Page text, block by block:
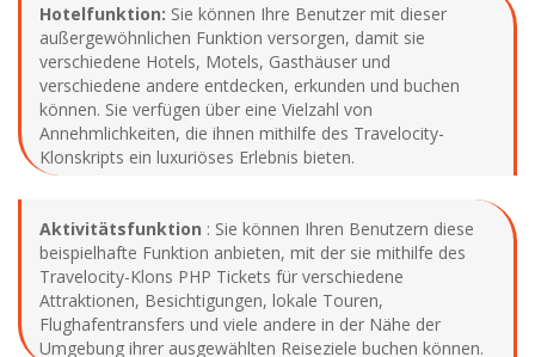
Hotelfunktion: Sie können Ihre Benutzer mit dieser
außergewöhnlichen Funktion versorgen, damit sie
verschiedene Hotels, Motels, Gasthäuser und
verschiedene andere entdecken, erkunden und buchen
können. Sie verfügen über eine Vielzahl von
Annehmlichkeiten, die ihnen mithilfe des Travelocity-
Klonskripts ein luxuriöses Erlebnis bieten.
Aktivitätsfunktion : Sie können Ihren Benutzern diese
beispielhafte Funktion anbieten, mit der sie mithilfe des
Travelocity-Klons PHP Tickets für verschiedene
Attraktionen, Besichtigungen, lokale Touren,
Flughafentransfers und viele andere in der Nähe der
Umgebung ihrer ausgewählten Reiseziele buchen können.